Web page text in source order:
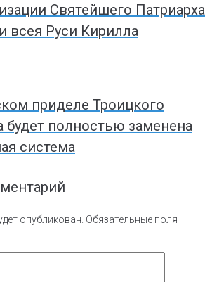
Святейшего Патриарха
всея Руси Кирилла
приделе Троицкого
будет полностью заменена
система
опубликован. Обязательные поля